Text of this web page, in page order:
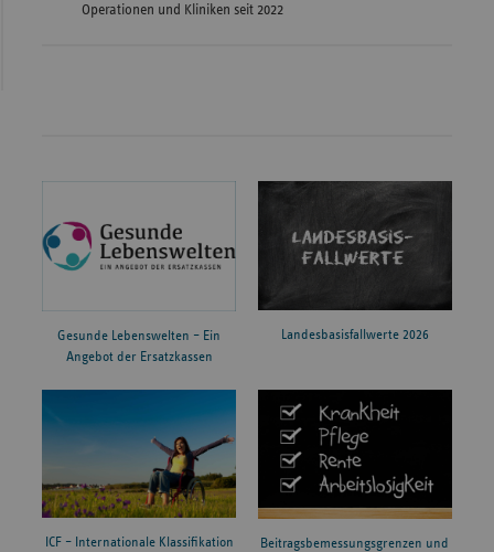
Operationen und Kliniken seit 2022
Gesunde Lebenswelten – Ein
Angebot der Ersatzkassen
Landesbasisfallwerte 2026
ICF – Internationale Klassifikation
Beitragsbemessungsgrenzen und